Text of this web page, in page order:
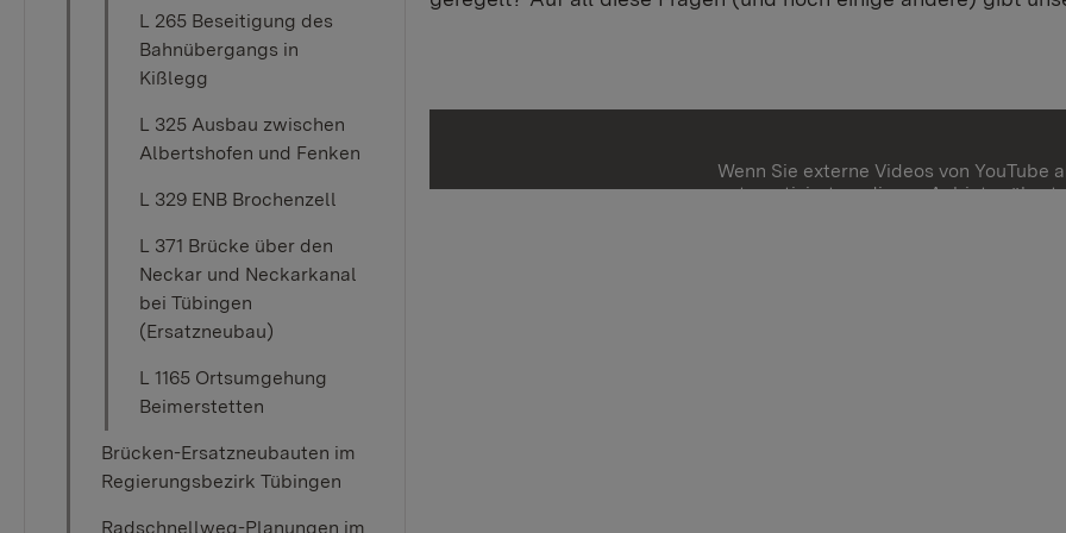
L 265 Beseitigung des
Bahnübergangs in
Kißlegg
L 325 Ausbau zwischen
Albertshofen und Fenken
L 329 ENB Brochenzell
L 371 Brücke über den
Neckar und Neckarkanal
bei Tübingen
(Ersatzneubau)
L 1165 Ortsumgehung
Beimerstetten
Brücken-Ersatzneubauten im
Regierungsbezirk Tübingen
Radschnellweg-Planungen im
Wenn Sie externe Videos von YouTube
automatisiert an diesen Anbieter